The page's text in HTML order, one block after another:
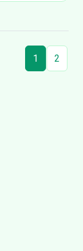
1 2